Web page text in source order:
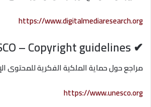
https://www.digitalmediaresearch.org
✔ UNESCO – Copyright guidelines
مراجع حول حماية الملكية الفكرية للمحتوى
https://www.unesco.org